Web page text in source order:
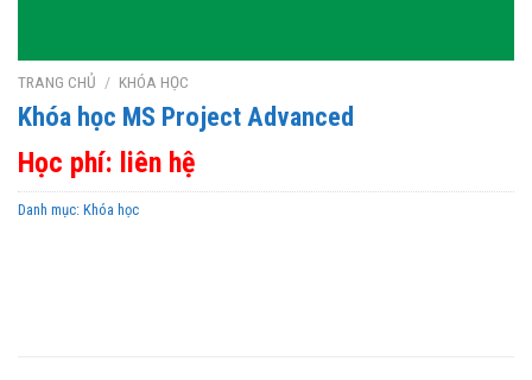
TRANG CHỦ / KHÓA HỌC
Khóa học MS Project Advanced
Học phí: liên hệ
Danh mục: Khóa học